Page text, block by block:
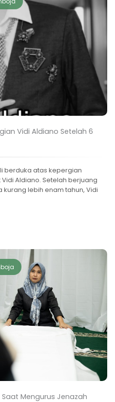
Vidi Aldiano Setelah 6
berduka atas kepergian
Aldiano. Setelah berjuang
lebih enam tahun, Vidi
Mengurus Jenazah